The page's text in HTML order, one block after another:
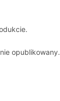
opublikowany.